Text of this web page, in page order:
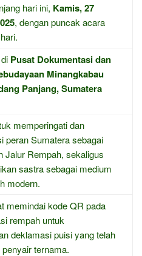
hari ini, Kamis, 27
, dengan puncak acara
Pusat Dokumentasi dan
Minangkabau
Panjang, Sumatera
memperingati dan
peran Sumatera sebagai
Jalur Rempah, sekaligus
sastra sebagai medium
modern.
memindai kode QR pada
rempah untuk
deklamasi puisi yang telah
ternama.